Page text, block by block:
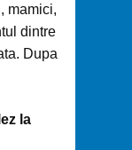
mamici,
dintre
Dupa
la